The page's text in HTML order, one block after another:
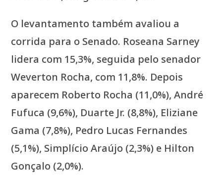
O levantamento também avaliou a
corrida para o Senado. Roseana Sarney
lidera com 15,3%, seguida pelo senador
Weverton Rocha, com 11,8%. Depois
aparecem Roberto Rocha (11,0%), André
Fufuca (9,6%), Duarte Jr. (8,8%), Eliziane
Gama (7,8%), Pedro Lucas Fernandes
(5,1%), Simplício Araújo (2,3%) e Hilton
Gonçalo (2,0%).